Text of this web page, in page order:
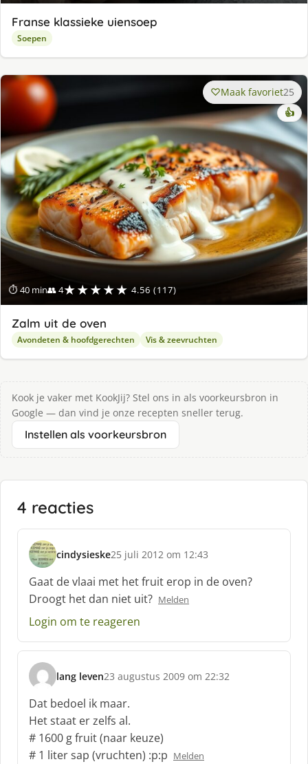
Franse klassieke uiensoep
Soepen
⏱ 40 min👥 4★★★★★ 4.56 (117)
Maak favoriet25
👍
Zalm uit de oven
Avondeten & hoofdgerechten Vis & zeevruchten
Kook je vaker met KookJij? Stel ons in als voorkeursbron in
Google — dan vind je onze recepten sneller terug.
Instellen als voorkeursbron
4 reacties
cindysieske
s
c
h
r
e
f
25 juli 2012 om 12:43
Gaat de vlaai met het fruit erop in de oven?
Droogt het dan niet uit? Melden
Login om te reageren
lang leven
s
c
h
r
e
e
23 augustus 2009 om 22:32
Dat bedoel ik maar.
Het staat er zelfs al.
# 1600 g fruit (naar keuze)
# 1 liter sap (vruchten) :p:p Melden